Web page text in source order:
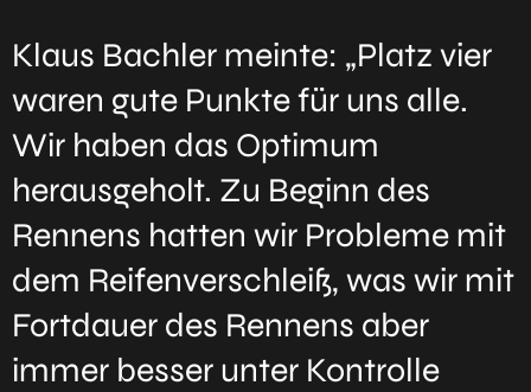
Klaus Bachler meinte: „Platz vier
waren gute Punkte für uns alle.
Wir haben das Optimum
herausgeholt. Zu Beginn des
Rennens hatten wir Probleme mit
dem Reifenverschleiß, was wir mit
Fortdauer des Rennens aber
immer besser unter Kontrolle